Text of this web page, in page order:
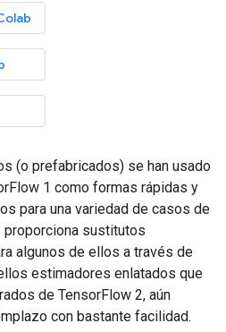
(o prefabricados) se han usado
1 como formas rápidas y
para una variedad de casos de
sustitutos
algunos de ellos a través de
estimadores enlatados que
de TensorFlow 2, aún
con bastante facilidad.